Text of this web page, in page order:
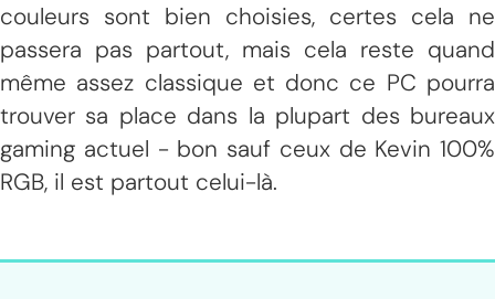
couleurs sont bien choisies, certes cela ne
passera pas partout, mais cela reste quand
même assez classique et donc ce PC pourra
trouver sa place dans la plupart des bureaux
gaming actuel - bon sauf ceux de Kevin 100%
RGB, il est partout celui-là.